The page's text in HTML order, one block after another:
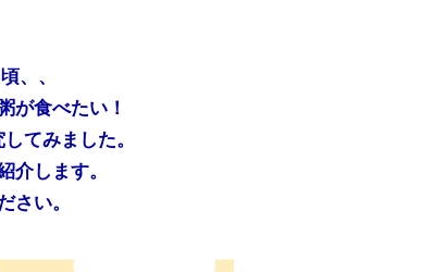
、、
が食べたい！
てみました。
介します。
さい。